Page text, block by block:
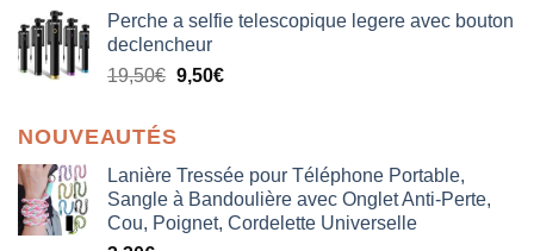
Perche a selfie telescopique legere avec bouton
declencheur
19,50€ 9,50€
NOUVEAUTÉS
Lanière Tressée pour Téléphone Portable,
Sangle à Bandoulière avec Onglet Anti-Perte,
Cou, Poignet, Cordelette Universelle